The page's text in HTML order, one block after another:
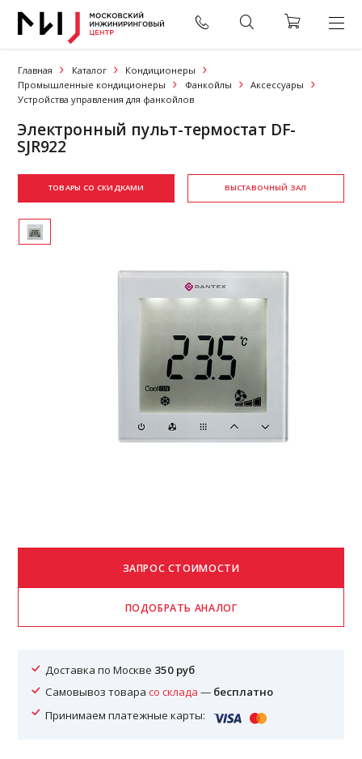
Главная Каталог
Кондиционеры
Промышленные кондиционеры
Фанкойлы
Аксессуары
Устройства управления для фанкойлов
Электронный пульт-термостат DF-
SJR922
ТОВАРЫ СО СКИДКАМИ ВЫСТАВОЧНЫЙ ЗАЛ
Доставка по Москве 350 руб
Самовывоз товарасо склада — бесплатно
Принимаем платежные карты: